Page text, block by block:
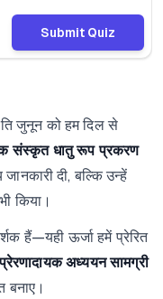
Submit Quiz
जुनून को हम दिल से
संस्कृत धातु रूप प्रकरण
दी, बल्कि उन्हें
किया।
हैं—यही ऊर्जा हमें प्रेरित
अध्ययन सामग्री
बनाए।